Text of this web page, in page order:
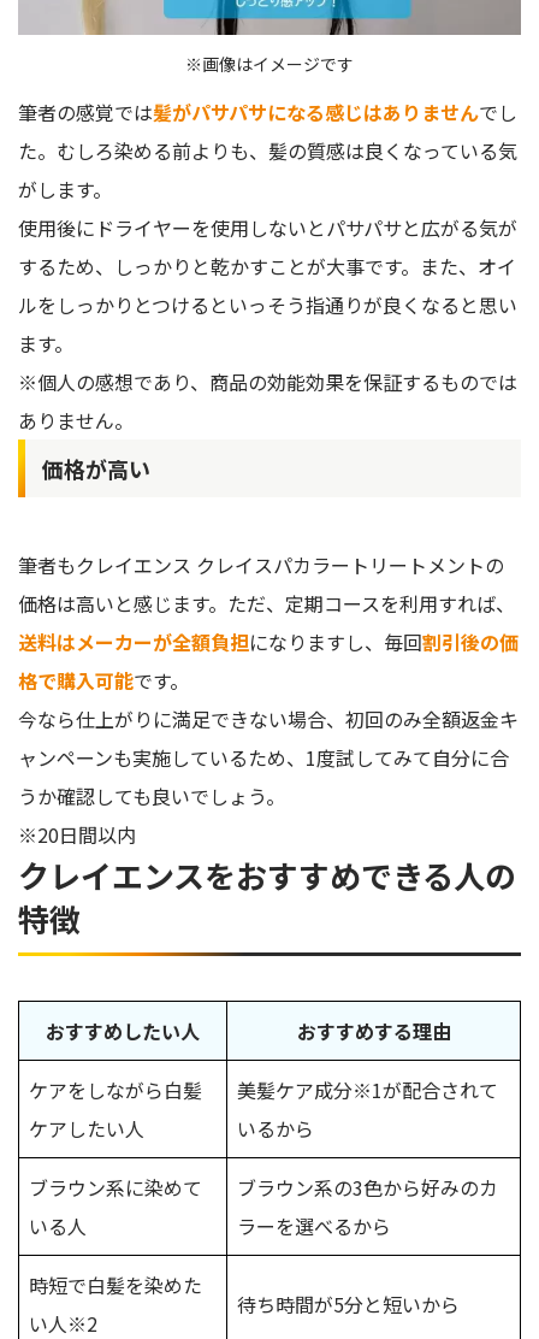
※画像はイメージです
筆者の感覚では髪がパサパサになる感じはありませんでし
た。むしろ染める前よりも、髪の質感は良くなっている気
がします。
使用後にドライヤーを使用しないとパサパサと広がる気が
するため、しっかりと乾かすことが大事です。また、オイ
ルをしっかりとつけるといっそう指通りが良くなると思い
ます。
※個人の感想であり、商品の効能効果を保証するものでは
ありません。
価格が高い
筆者もクレイエンス クレイスパカラートリートメントの
価格は高いと感じます。ただ、定期コースを利用すれば、
送料はメーカーが全額負担になりますし、毎回割引後の価
格で購入可能です。
今なら仕上がりに満足できない場合、初回のみ全額返金キ
ャンペーンも実施しているため、1度試してみて自分に合
うか確認しても良いでしょう。
※20日間以内
クレイエンスをおすすめできる人の
特徴
おすすめしたい人 おすすめする理由
ケアをしながら白髪
ケアしたい人
美髪ケア成分※1が配合されて
いるから
ブラウン系に染めて
いる人
ブラウン系の3色から好みのカ
ラーを選べるから
時短で白髪を染めた
い人※2
待ち時間が5分と短いから